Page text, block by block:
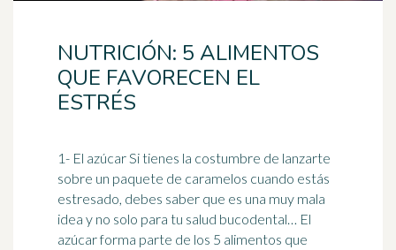
NUTRICIÓN: 5 ALIMENTOS
QUE FAVORECEN EL
ESTRÉS
1- El azúcarSi tienes la costumbre de lanzarte
sobre un paquete de caramelos cuando estás
estresado, debes saber que es una muy mala
idea y no solo para tu salud bucodental… El
azúcar forma parte de los 5 alimentos que